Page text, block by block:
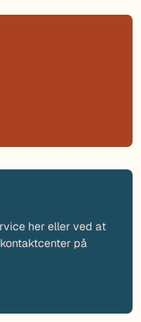
her eller ved at
på